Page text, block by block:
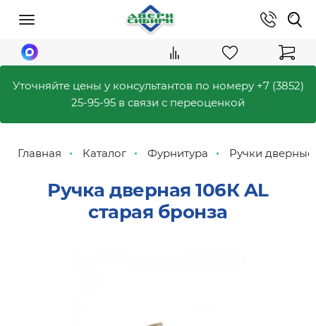
Уточняйте цены у консультантов по номеру +7 (3852)
25-95-95 в связи с переоценкой
Главная Каталог Фурнитура Ручки
Ручка дверная 106К AL
старая бронза